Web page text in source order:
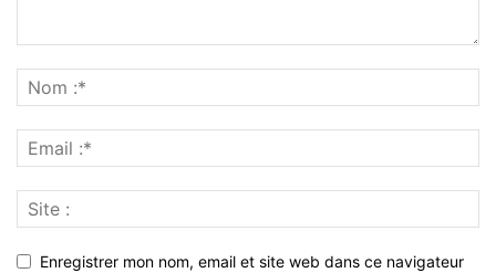
Enregistrer mon nom, email et site web dans ce navigateur